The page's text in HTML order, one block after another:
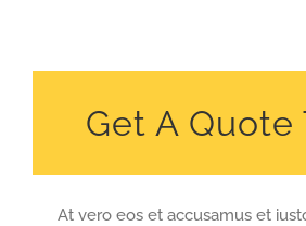
Get A Quote
At vero eos et accusamus et